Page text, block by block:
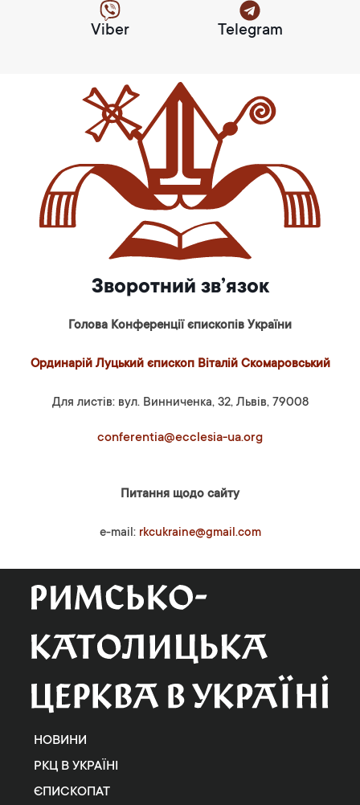
Viber Telegram
Зворотний зв’язок
Голова Конференції єпископів України
Ординарій Луцький єпископ Віталій Скомаровський
Для листів: вул. Винниченка, 32, Львів, 79008
conferentia@ecclesia-ua.org
Питання щодо сайту
e-mail: rkcukraine@gmail.com
НОВИНИ
РКЦ В УКРАЇНІ
ЄПИСКОПАТ